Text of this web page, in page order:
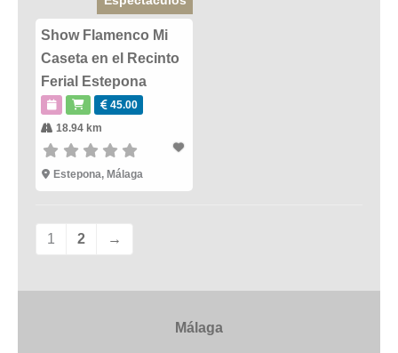
Show Flamenco Mi
Caseta en el Recinto
Ferial Estepona
45.00
18.94 km
Estepona, Málaga
1 2 →
Málaga